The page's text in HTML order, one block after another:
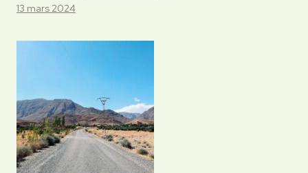
13 mars 2024